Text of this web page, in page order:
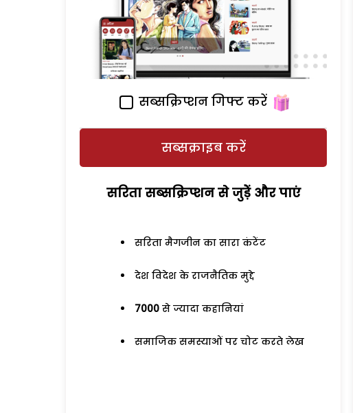
सब्सक्रिप्शन गिफ्ट करें
सब्सक्राइब करें
सरिता सब्सक्रिप्शन से जुड़ेें और पाएं
सरिता मैगजीन का सारा कंटेंट
देश विदेश के राजनैतिक मुद्दे
7000 से ज्यादा कहानियां
समाजिक समस्याओं पर चोट करते लेख